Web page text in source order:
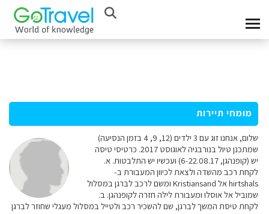
מומחי תיירות
שלום, אנחנו זוג עם 3 ילדים (12, 9, 4 בזמן הנסיעה)
שמתכנן טיול בנורבגיה לאוגוסט 2017. כרטיסי טיסה
יש (קופנהגן, 6-22.08.17) ועכשיו יש התלבטות. א.
לקחת רכב מהשדה ולצאת לכיוון המעבורת ב-
hirtshals אל Kristiansand ומשם לרכב לברגן במסלול
שמוביל אל אוסלו ומעבורת לילה חזרה לקופנהגן. ב.
לקחת טיסת המשך לברגן, שם להשכיר רכב ולטייל במסלול מעגלי שחוזר לברגן